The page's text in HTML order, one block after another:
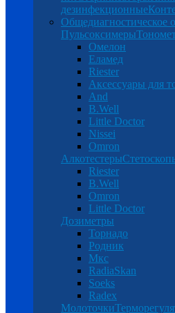
дезинфекционные
Общедиагностическое
Пульсоксимеры
Омелон
Еламед
Riester
Аксессуары для
And
B.Well
Little Doctor
Nissei
Omron
Алкотестеры
Riester
B.Well
Omron
Little Doctor
Дозиметры
Торнадо
Родник
Мкс
RadiaSkan
Soeks
Radex
Молоточки